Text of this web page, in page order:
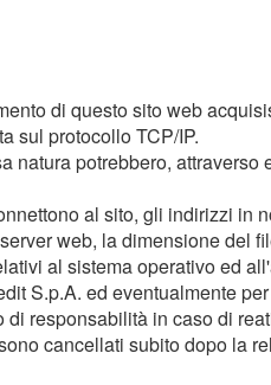
di questo sito web
sul protocollo TCP/IP.
natura potrebbero,
al sito, gli indirizzi in
web, la dimensione del
al sistema operativo ed
S.p.A. ed eventualmente
responsabilità in caso di
cancellati subito dopo la